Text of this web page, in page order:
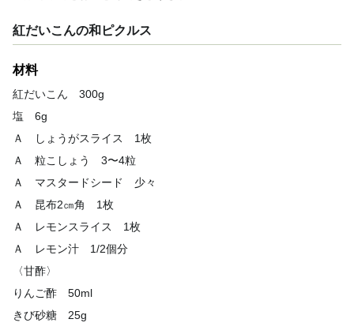
紅だいこんの和ピクルス
材料
紅だいこん 300g
塩 6g
Ａ しょうがスライス 1枚
Ａ 粒こしょう 3〜4粒
Ａ マスタードシード 少々
Ａ 昆布2㎝角 1枚
Ａ レモンスライス 1枚
Ａ レモン汁 1/2個分
〈甘酢〉
りんご酢 50ml
きび砂糖 25g